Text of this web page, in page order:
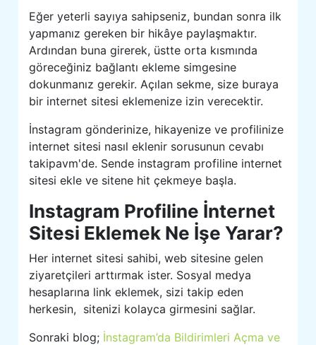
Eğer yeterli sayıya sahipseniz, bundan sonra ilk
yapmanız gereken bir hikâye paylaşmaktır.
Ardından buna girerek, üstte orta kısmında
göreceğiniz bağlantı ekleme simgesine
dokunmanız gerekir. Açılan sekme, size buraya
bir internet sitesi eklemenize izin verecektir.
İnstagram gönderinize, hikayenize ve profilinize
internet sitesi nasıl eklenir sorusunun cevabı
takipavm'de. Sende instagram profiline internet
sitesi ekle ve sitene hit çekmeye başla.
Instagram Profiline İnternet
Sitesi Eklemek Ne İşe Yarar?
Her internet sitesi sahibi, web sitesine gelen
ziyaretçileri arttırmak ister. Sosyal medya
hesaplarına link eklemek, sizi takip eden
herkesin, sitenizi kolayca girmesini sağlar.
Sonraki blog; İnstagram’da Bildirimleri Açma ve